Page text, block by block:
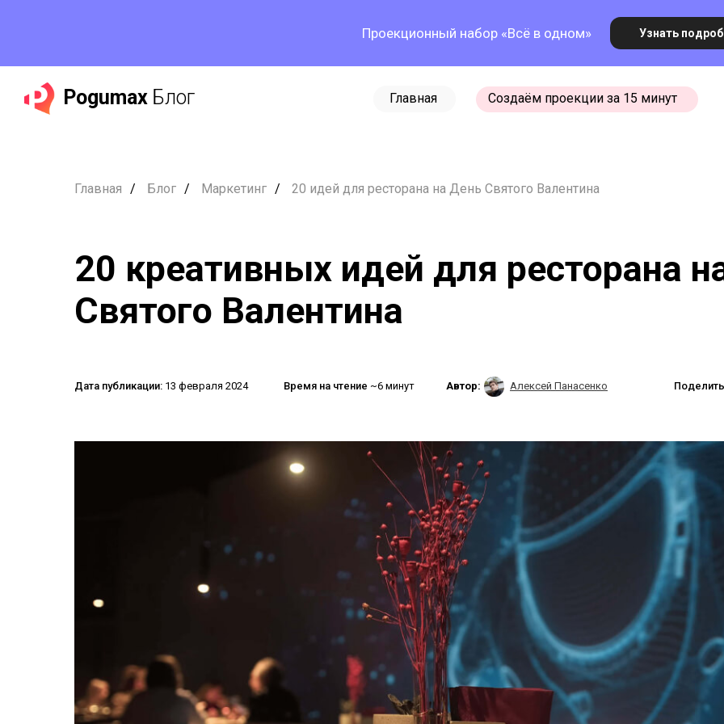
Проекционный набор «‎Всё в одном» Узнать
Pogumax Блог Главная Создаём проекции за 15 минут
Главная / Блог / Маркетинг / 20 идей для ресторана на День Святого Валентина
20 креативных идей для ресторана
Святого Валентина
Время на чтение ~6 минут
Дата публикации: 13 февраля 2024 Автор: Алексей Панасенко